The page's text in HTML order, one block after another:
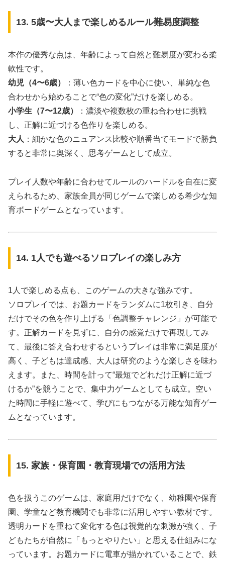
13. 5歳〜大人まで楽しめるルール難易度調整
本作の優秀な点は、年齢によって自然と難易度が変わる柔
軟性です。
幼児（4〜6歳）
：薄い色カードを中心に使い、単純な色
合わせから始めることで“色の変化”だけを楽しめる。
小学生（7〜12歳）
：濃淡や複数枚の重ね合わせに挑戦
し、正解に近づける色作りを楽しめる。
大人 ：細かな色のニュアンス比較や順番当てモードで勝負
すると非常に奥深く、思考ゲームとして成立。
プレイ人数や年齢に合わせてルールのハードルを自在に変
えられるため、家族全員が同じゲームで楽しめる希少な知
育ボードゲームとなっています。
14. 1人でも遊べるソロプレイの楽しみ方
1人で楽しめる点も、このゲームの大きな強みです。
ソロプレイでは、お題カードをランダムに1枚引き、自分
だけでその色を作り上げる「色調整チャレンジ」が可能で
す。正解カードを見ずに、自分の感覚だけで再現してみ
て、最後に答え合わせするというプレイは非常に満足度が
高く、子どもは達成感、大人は研究のような楽しさを味わ
えます。また、時間を計って“最短でどれだけ正解に近づ
けるか”を競うことで、集中力ゲームとしても成立。空い
た時間に手軽に遊べて、学びにもつながる万能な知育ゲー
ムとなっています。
15. 家族・保育園・教育現場での活用方法
色を扱うこのゲームは、家庭用だけでなく、幼稚園や保育
園、学童など教育機関でも非常に活用しやすい教材です。
透明カードを重ねて変化する色は視覚的な刺激が強く、子
どもたちが自然に「もっとやりたい」と思える仕組みにな
っています。お題カードに電車が描かれていることで、鉄